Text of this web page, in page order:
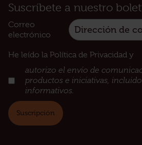
Suscríbete a nuestro
Correo
electrónico
He leído la Política de Privacidad y
autorizo el envío de
productos e iniciativas,
informativos.